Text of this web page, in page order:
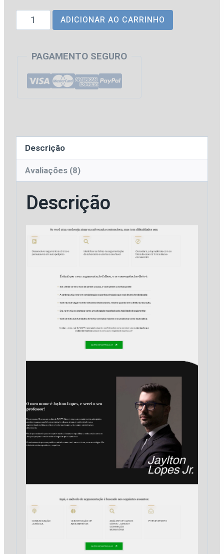
era:
é:
Imersão
em
Jurdica
[2026]
Jaylton
ADICIONAR AO CARRINHO
PAGAMENTO SEGURO
Descrição
Avaliações (8)
Descrição